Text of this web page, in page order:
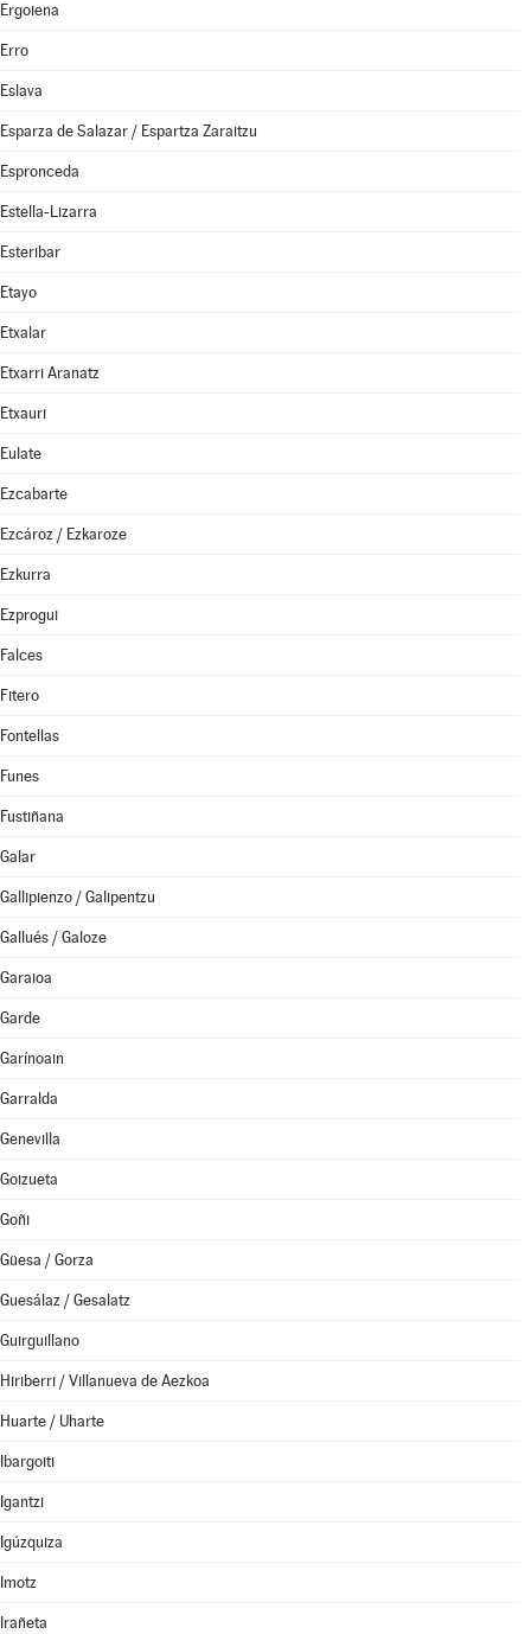
Ergoiena
Erro
Eslava
Esparza de Salazar / Espartza Zaraitzu
Espronceda
Estella-Lizarra
Esteribar
Etayo
Etxalar
Etxarri Aranatz
Etxauri
Eulate
Ezcabarte
Ezcároz / Ezkaroze
Ezkurra
Ezprogui
Falces
Fitero
Fontellas
Funes
Fustiñana
Galar
Gallipienzo / Galipentzu
Gallués / Galoze
Garaioa
Garde
Garínoain
Garralda
Genevilla
Goizueta
Goñi
Güesa / Gorza
Guesálaz / Gesalatz
Guirguillano
Hiriberri / Villanueva de Aezkoa
Huarte / Uharte
Ibargoiti
Igantzi
Igúzquiza
Imotz
Irañeta